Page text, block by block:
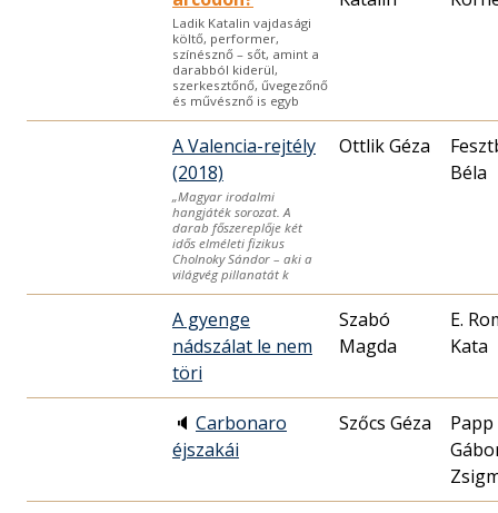
Ladik Katalin vajdasági
költő, performer,
színésznő – sőt, amint a
darabból kiderül,
szerkesztőnő, űvegezőnő
és művésznő is egyb
A Valencia-rejtély
(2018)
„Magyar irodalmi
hangjáték sorozat. A
darab főszereplője két
idős elméleti fizikus
Cholnoky Sándor – aki a
világvég pillanatát k
Ottlik Géza
Béla
A gyenge
nádszálat le nem
töri
Szabó
Magda
E.
Kata
🔈 Carbonaro
éjszakái
Szőcs Géza
Papp